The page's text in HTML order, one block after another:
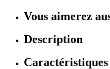
Vous aimerez
Description
Caractéristiques